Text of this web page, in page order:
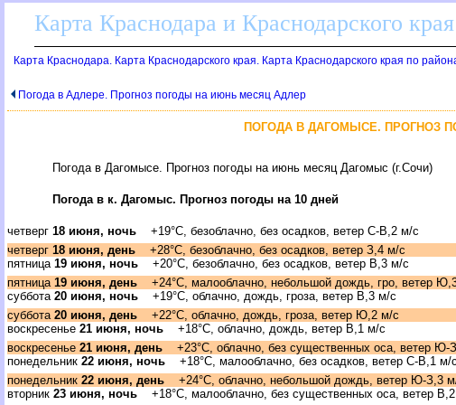
Карта Краснодара и Краснодарского
Карта Краснодара. Карта Краснодарского края. Карта Краснодарского края по
Погода в Адлере. Прогноз погоды на июнь месяц Адлер
ПОГОДА В ДАГОМЫСЕ. ПРОГНОЗ
Погода в Дагомысе. Прогноз погоды на июнь месяц Дагомыс (г.Сочи)
Погода в к. Дагомыс. Прогноз погоды на 10 дней
четвер 18 июня, ночь +19°C, безоблачно, без осадков, ветер С-В,2 м/с
четвер 18 июня, день +28°C, безоблачно, без осадков, ветер З,4 м/с
пятница 19 июня, ночь +20°C, безоблачно, без осадков, ветер В,3 м/с
пятница 19 июня, день +24°C, малооблачно, небольшой дождь, гро, ветер
суббота 20 июня, ночь +19°C, облачно, дождь, гроза, ветер В,3 м/с
суббота 20 июня, день +22°C, облачно, дождь, гроза, ветер Ю,2 м/с
оскресенье 21 июня, ночь +18°C, облачно, дождь, ветер В,1 м/с
оскресенье 21 июня, день +23°C, облачно, без существенных оса, ветер Ю-
понедельник 22 июня, ночь +18°C, малооблачно, без осадков, ветер С-В,1 м/с
понедельник 22 июня, день +24°C, облачно, небольшой дождь, ветер Ю-З,3
торник 23 июня, ночь +18°C, малооблачно, без существенных оса, ветер